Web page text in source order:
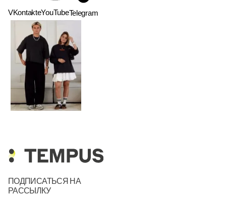
VKontakteYouTubeTelegram
ПОДПИСАТЬСЯ НА
РАССЫЛКУ